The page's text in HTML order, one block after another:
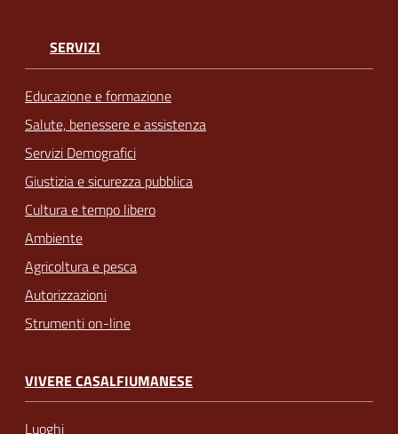
SERVIZI
Educazione e formazione
Salute, benessere e assistenza
Servizi Demografici
Giustizia e sicurezza pubblica
Cultura e tempo libero
Ambiente
Agricoltura e pesca
Autorizzazioni
Strumenti on-line
VIVERE CASALFIUMANESE
Luoghi